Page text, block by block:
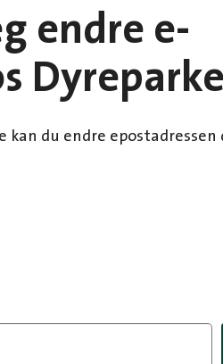
endre e-
kan du endre